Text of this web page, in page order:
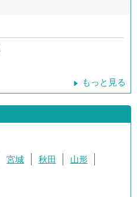
もっと見る
宮城 秋田
山形